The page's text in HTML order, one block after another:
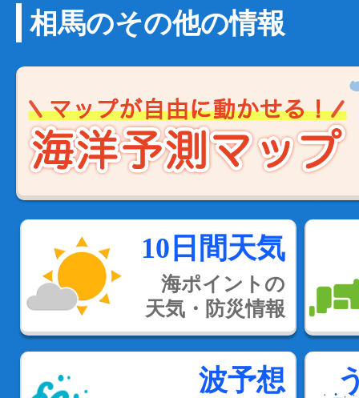
相馬のその他の情報
10日間天気
海ポイントの
天気・防災情報
波予想